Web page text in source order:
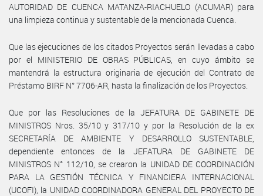
AUTORIDAD DE CUENCA MATANZA-RIACHUELO (ACUMAR) para
una limpieza continua y sustentable de la mencionada Cuenca.
Que las ejecuciones de los citados Proyectos serán llevadas a cabo
por el MINISTERIO DE OBRAS PÚBLICAS, en cuyo ámbito se
mantendrá la estructura originaria de ejecución del Contrato de
Préstamo BIRF N° 7706-AR, hasta la finalización de los Proyectos.
Que por las Resoluciones de la JEFATURA DE GABINETE DE
MINISTROS Nros. 35/10 y 317/10 y por la Resolución de la ex
SECRETARÍA DE AMBIENTE Y DESARROLLO SUSTENTABLE,
dependiente entonces de la JEFATURA DE GABINETE DE
MINISTROS N° 112/10, se crearon la UNIDAD DE COORDINACIÓN
PARA LA GESTIÓN TÉCNICA Y FINANCIERA INTERNACIONAL
(UCOFI), la UNIDAD COORDINADORA GENERAL DEL PROYECTO DE